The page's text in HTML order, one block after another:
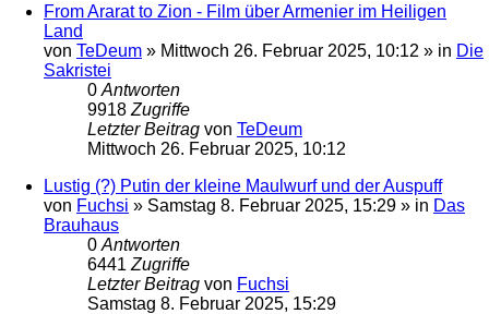
From Ararat to Zion - Film über Armenier im Heiligen
Land
von TeDeum » Mittwoch 26. Februar 2025, 10:12 » in Die
Sakristei
0 Antworten
9918 Zugriffe
Letzter Beitrag von TeDeum
Mittwoch 26. Februar 2025, 10:12
Lustig (?) Putin der kleine Maulwurf und der Auspuff
von Fuchsi » Samstag 8. Februar 2025, 15:29 » in Das
Brauhaus
0 Antworten
6441 Zugriffe
Letzter Beitrag von Fuchsi
Samstag 8. Februar 2025, 15:29